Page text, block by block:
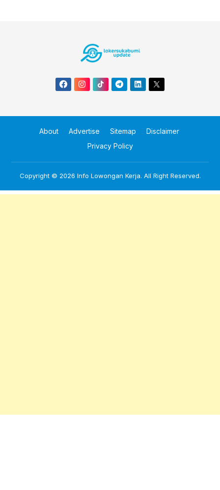
About Advertise Sitemap
Disclaimer
Privacy Policy
Copyright © 2026 Info Lowongan Kerja. All Right Reserved.